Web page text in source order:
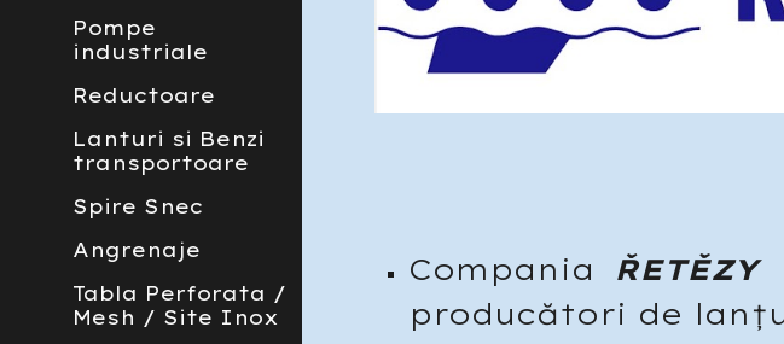
Pompe
industriale
Reductoare
Lanturi si Benzi
transportoare
Spire Snec
Angrenaje
Tabla Perforata /
Mesh / Site Inox
Compania ŘETĚZY
producători de